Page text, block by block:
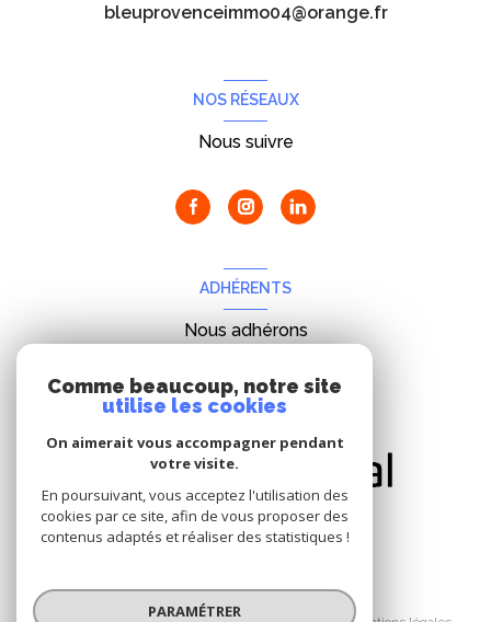
bleuprovenceimmo04@orange.fr
NOS RÉSEAUX
Nous suivre
ADHÉRENTS
Nous adhérons
© 2026 | Tous droits réservés
Comme beaucoup, notre site
utilise les cookies
On aimerait vous accompagner pendant
votre visite.
En poursuivant, vous acceptez l'utilisation des
cookies par ce site, afin de vous proposer des
contenus adaptés et réaliser des statistiques !
PARAMÉTRER